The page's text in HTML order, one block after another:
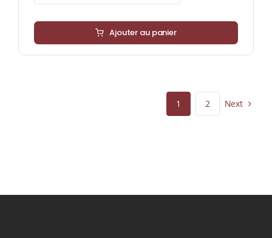
Ajouter au panier
1 2 Next